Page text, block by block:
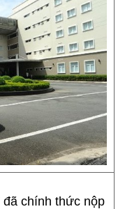
đã chính thức nộp